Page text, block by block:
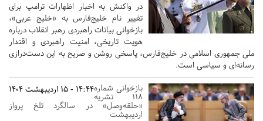
در واکنش به اخبار اظهارات ترامپ برای
تغییر نام خلیج‌فارس به «خلیج عربی»،
بازخوانی بیانات راهبردی رهبر انقلاب درباره
هویت تاریخی، امنیت راهبردی و اقتدار
ملی جمهوری اسلامی در خلیج‌فارس، پاسخی روشن و صریح به این دست‌درازی
رسانه‌ای و سیاسی است.
14:44 - 15 اردیبهشت 1404بازخوانی شماره
118 نشریه
«حلقه‌وصل» در سالگرد تلخ پرواز
اردیبهشت